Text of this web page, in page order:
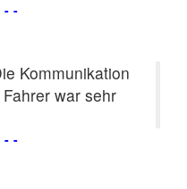
Kommunikation
war sehr